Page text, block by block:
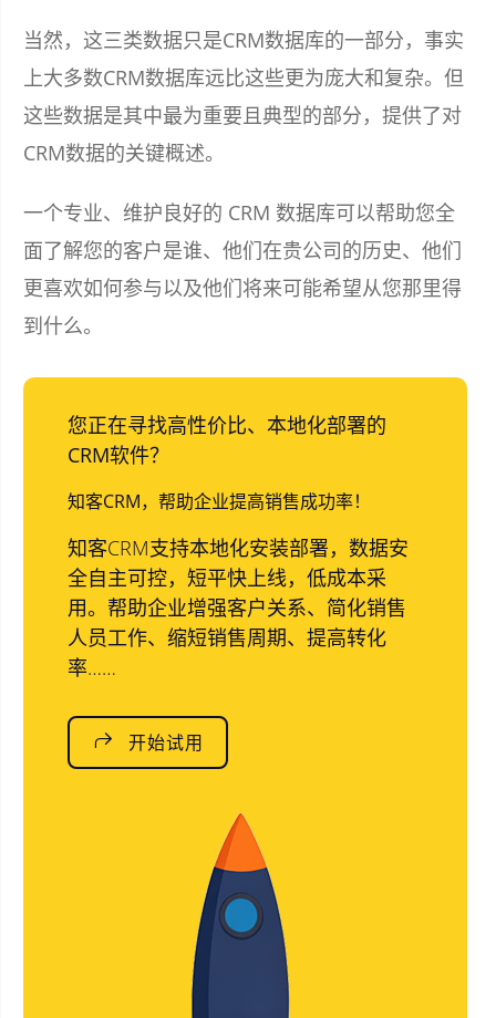
当然，这三类数据只是CRM数据库的一部分，事实
上大多数CRM数据库远比这些更为庞大和复杂。但
这些数据是其中最为重要且典型的部分，提供了对
CRM数据的关键概述。
一个专业、维护良好的 CRM 数据库可以帮助您全
面了解您的客户是谁、他们在贵公司的历史、他们
更喜欢如何参与以及他们将来可能希望从您那里得
到什么。
您正在寻找高性价比、本地化部署的
CRM软件？
知客CRM，帮助企业提高销售成功率！
知客CRM支持本地化安装部署，数据安
全自主可控，短平快上线，低成本采
用。帮助企业增强客户关系、简化销售
人员工作、缩短销售周期、提高转化
率……
开始试用